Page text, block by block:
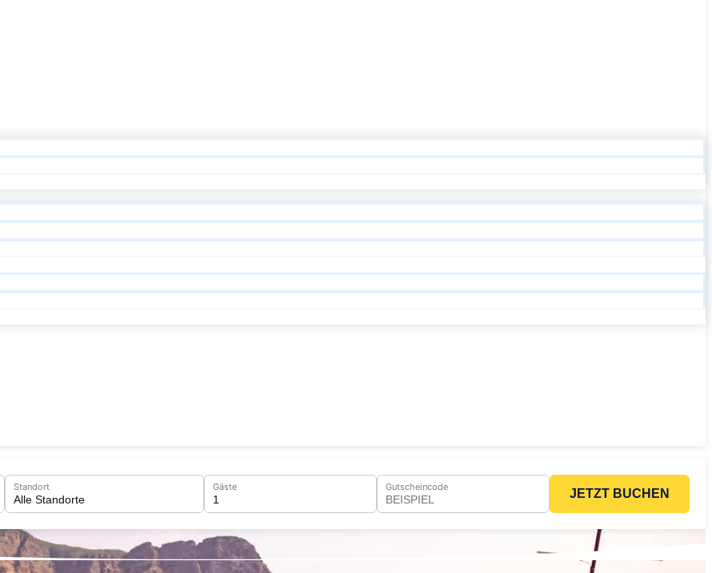
Standort Gäste Gutscheincode
JETZT BUCHEN